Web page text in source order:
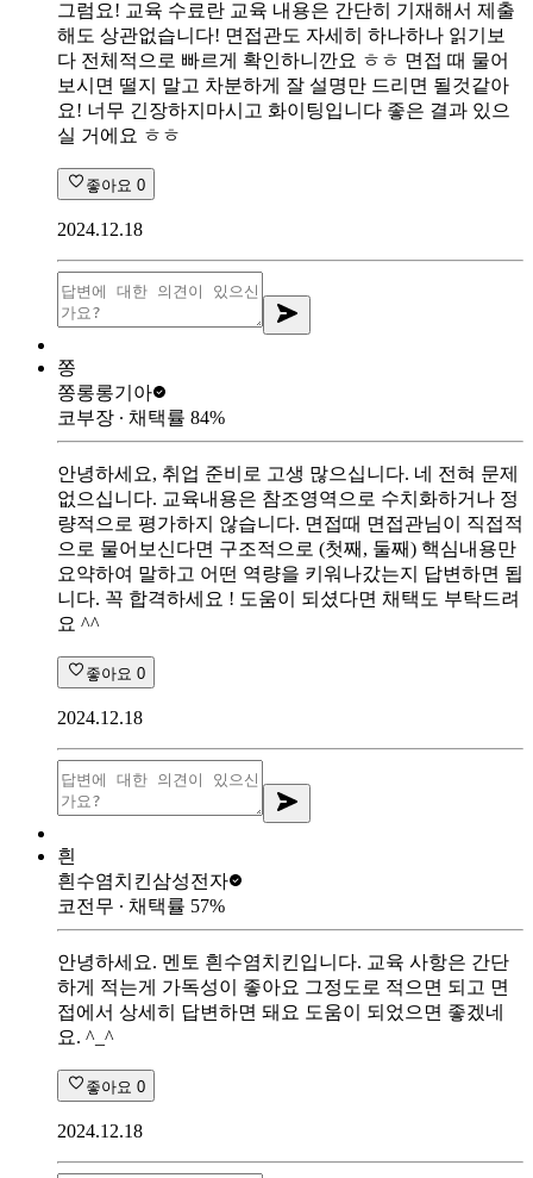
그럼요! 교육 수료란 교육 내용은 간단히 기재해서 제출
해도 상관없습니다! 면접관도 자세히 하나하나 읽기보
다 전체적으로 빠르게 확인하니깐요 ㅎㅎ 면접 때 물어
보시면 떨지 말고 차분하게 잘 설명만 드리면 될것같아
요! 너무 긴장하지마시고 화이팅입니다 좋은 결과 있으
실 거에요 ㅎㅎ
좋아요 0
2024.12.18
쫑
쫑롱롱기아
코부장 ∙ 채택률 84%
안녕하세요, 취업 준비로 고생 많으십니다. 네 전혀 문제
없으십니다. 교육내용은 참조영역으로 수치화하거나 정
량적으로 평가하지 않습니다. 면접때 면접관님이 직접적
으로 물어보신다면 구조적으로 (첫째, 둘째) 핵심내용만
요약하여 말하고 어떤 역량을 키워나갔는지 답변하면 됩
니다. 꼭 합격하세요 ! 도움이 되셨다면 채택도 부탁드려
요 ^^
좋아요 0
2024.12.18
흰
흰수염치킨삼성전자
코전무 ∙ 채택률 57%
안녕하세요. 멘토 흰수염치킨입니다. 교육 사항은 간단
하게 적는게 가독성이 좋아요 그정도로 적으면 되고 면
접에서 상세히 답변하면 돼요 도움이 되었으면 좋겠네
요. ^_^
좋아요 0
2024.12.18